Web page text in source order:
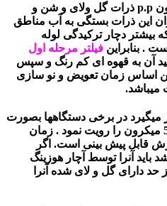
در مرحله اول و در فیلتر 5میکرون p.p ذرات گل ولای و شن و
این ذرات بستگی به آب مناطق
دچار ترکیدگی لوله
. بنابراین فیلتر مرحله اول
آن به قهوه ای کم رنگ و سپس
اساس زمان تعویض و نو سازی
میباشد.
میگیرد در برخی دستگاهها بصورت
شیشه ای بوده که میتوان فیلتر 5 میکرون را رویت نمود . زمان
قابل پیش بینی است. اگر
باید آنرا توسط آچار هوزینگ
حد دارای گل و لای شده آنرا